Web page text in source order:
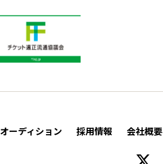
オーディション 採用情報 会社概要